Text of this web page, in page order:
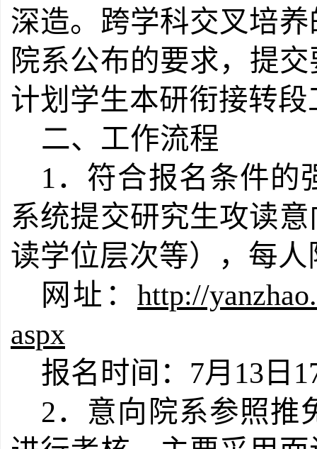
深造。跨学科交叉培
院系公布的要求，提
计划学生本研衔接转
二、工作流程
1．符合报名条件的
系统提交研究生攻读
读学位层次等），每
网址： http://
aspx
报名时间：7月13日
2．意向院系参照推